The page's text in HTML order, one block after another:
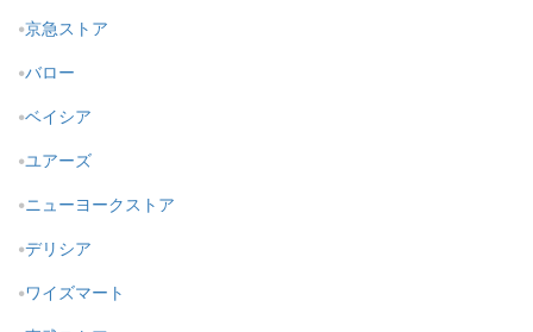
京急ストア
バロー
ベイシア
ユアーズ
ニューヨークストア
デリシア
ワイズマート